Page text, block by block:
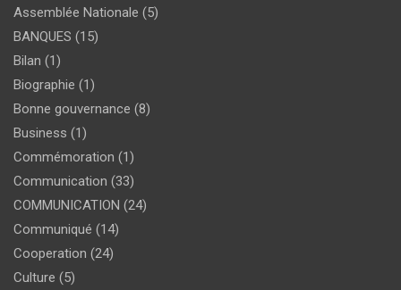
Assemblée Nationale (5)
BANQUES (15)
Bilan (1)
Biographie (1)
Bonne gouvernance (8)
Business (1)
Commémoration (1)
Communication (33)
COMMUNICATION (24)
Communiqué (14)
Cooperation (24)
Culture (5)